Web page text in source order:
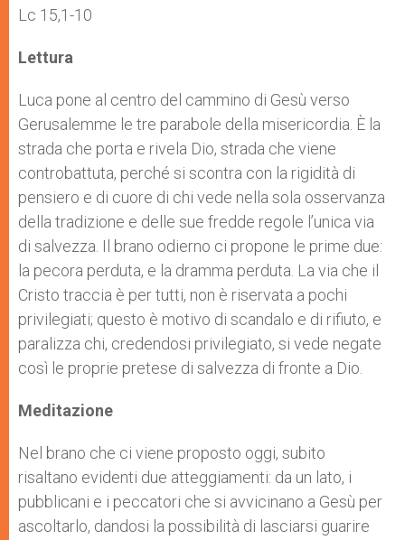
Lc 15,1-10
Lettura
Luca pone al centro del cammino di Gesù verso
Gerusalemme le tre parabole della misericordia. È la
strada che porta e rivela Dio, strada che viene
controbattuta, perché si scontra con la rigidità di
pensiero e di cuore di chi vede nella sola osservanza
della tradizione e delle sue fredde regole l’unica via
di salvezza. Il brano odierno ci propone le prime due:
la pecora perduta, e la dramma perduta. La via che il
Cristo traccia è per tutti, non è riservata a pochi
privilegiati; questo è motivo di scandalo e di rifiuto, e
paralizza chi, credendosi privilegiato, si vede negate
così le proprie pretese di salvezza di fronte a Dio.
Meditazione
Nel brano che ci viene proposto oggi, subito
risaltano evidenti due atteggiamenti: da un lato, i
pubblicani e i peccatori che si avvicinano a Gesù per
ascoltarlo, dandosi la possibilità di lasciarsi guarire